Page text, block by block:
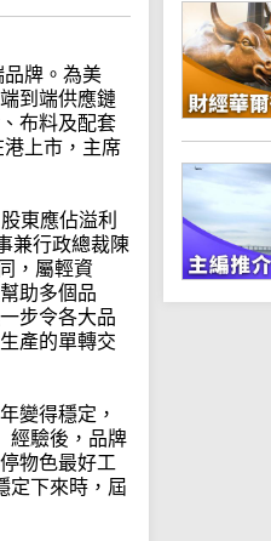
牌。為美
到端供應鏈
布料及配套
上市，主席
東應佔溢利
兼行政總裁陳
，屬輕資
助多個品
步令各大品
產的單轉交
變得穩定，
經驗後，品牌
物色最好工
定下來時，屆